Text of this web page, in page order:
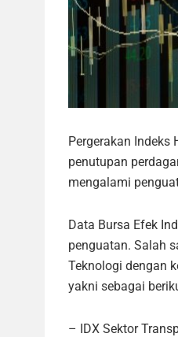
Pergerakan Indeks
penutupan
mengalami
Data Bursa Efek
penguatan. Salah
Teknologi dengan
yakni sebagai
– IDX Sektor